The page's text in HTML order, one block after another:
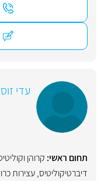
עדי
תחום ראשי: קרוהן
דיברטיקוליטיס,עצירות